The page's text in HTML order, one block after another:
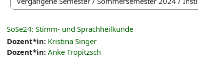
Kursbereiche
SoSe24: Stimm- und Sprachheilkunde
Dozent*in: Kristina Singer
Dozent*in: Anke Tropitzsch